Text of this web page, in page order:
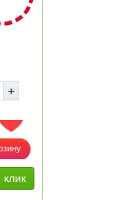
ДОБАВИТЬ В ИЗБРАННОЕ